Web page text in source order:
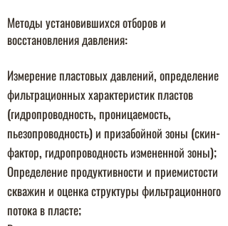
Методы установившихся отборов и
восстановления давления:
Измерение пластовых давлений, определение
фильтрационных характеристик пластов
(гидропроводность, проницаемость,
пьезопроводность) и призабойной зоны (скин-
фактор, гидропроводность измененной зоны);
Определение продуктивности и приемистости
скважин и оценка структуры фильтрационного
потока в пласте;